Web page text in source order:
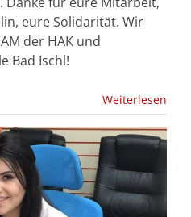
eure Solidarität. Wir
der HAK und
Bad Ischl!
Weiterlesen